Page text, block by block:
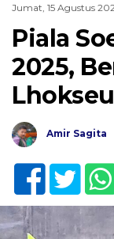
Jumat, 15 Agustus
Piala
2025,
Amir Sagita